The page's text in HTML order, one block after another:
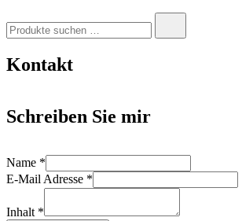
nach:
Kontakt
Schreiben Sie mir
Name *
E-Mail Adresse *
Inhalt *